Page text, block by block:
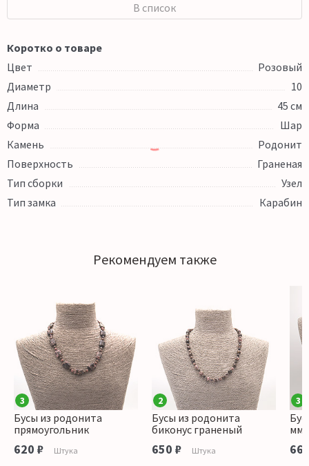
В список
Коротко о товаре
Цвет
Розовый
Диаметр
10
Длина
45 см
Форма
Шар
Камень
Родонит
Поверхность
Граненая
Тип сборки
Узел
Тип замка
Карабин
Рекомендуем также
3
Бусы из родонита
прямоугольник
620 ₽ Штука
2
Бусы из родонита
биконус граненый
650 ₽ Штука
3
мм